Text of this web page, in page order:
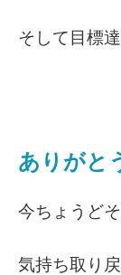
そして目標
ありがと
今ちょうど
気持ち取り